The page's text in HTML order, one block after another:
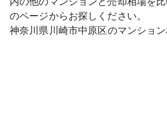
のページからお探しください。
神奈川県 川崎市中原区のマンショ